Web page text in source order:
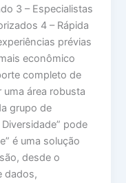
3 – Especialistas
4 – Rápida
prévias
econômico
completo de
área robusta
grupo de
pode
é uma solução
desde o
dados,